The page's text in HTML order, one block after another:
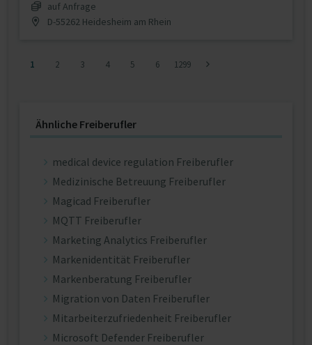
auf Anfrage
D-55262 Heidesheim am Rhein
1 2 3 4 5 6 1299
Ähnliche Freiberufler
medical device regulation Freiberufler
Medizinische Betreuung Freiberufler
Magicad Freiberufler
MQTT Freiberufler
Marketing Analytics Freiberufler
Markenidentität Freiberufler
Markenberatung Freiberufler
Migration von Daten Freiberufler
Mitarbeiterzufriedenheit Freiberufler
Microsoft Defender Freiberufler